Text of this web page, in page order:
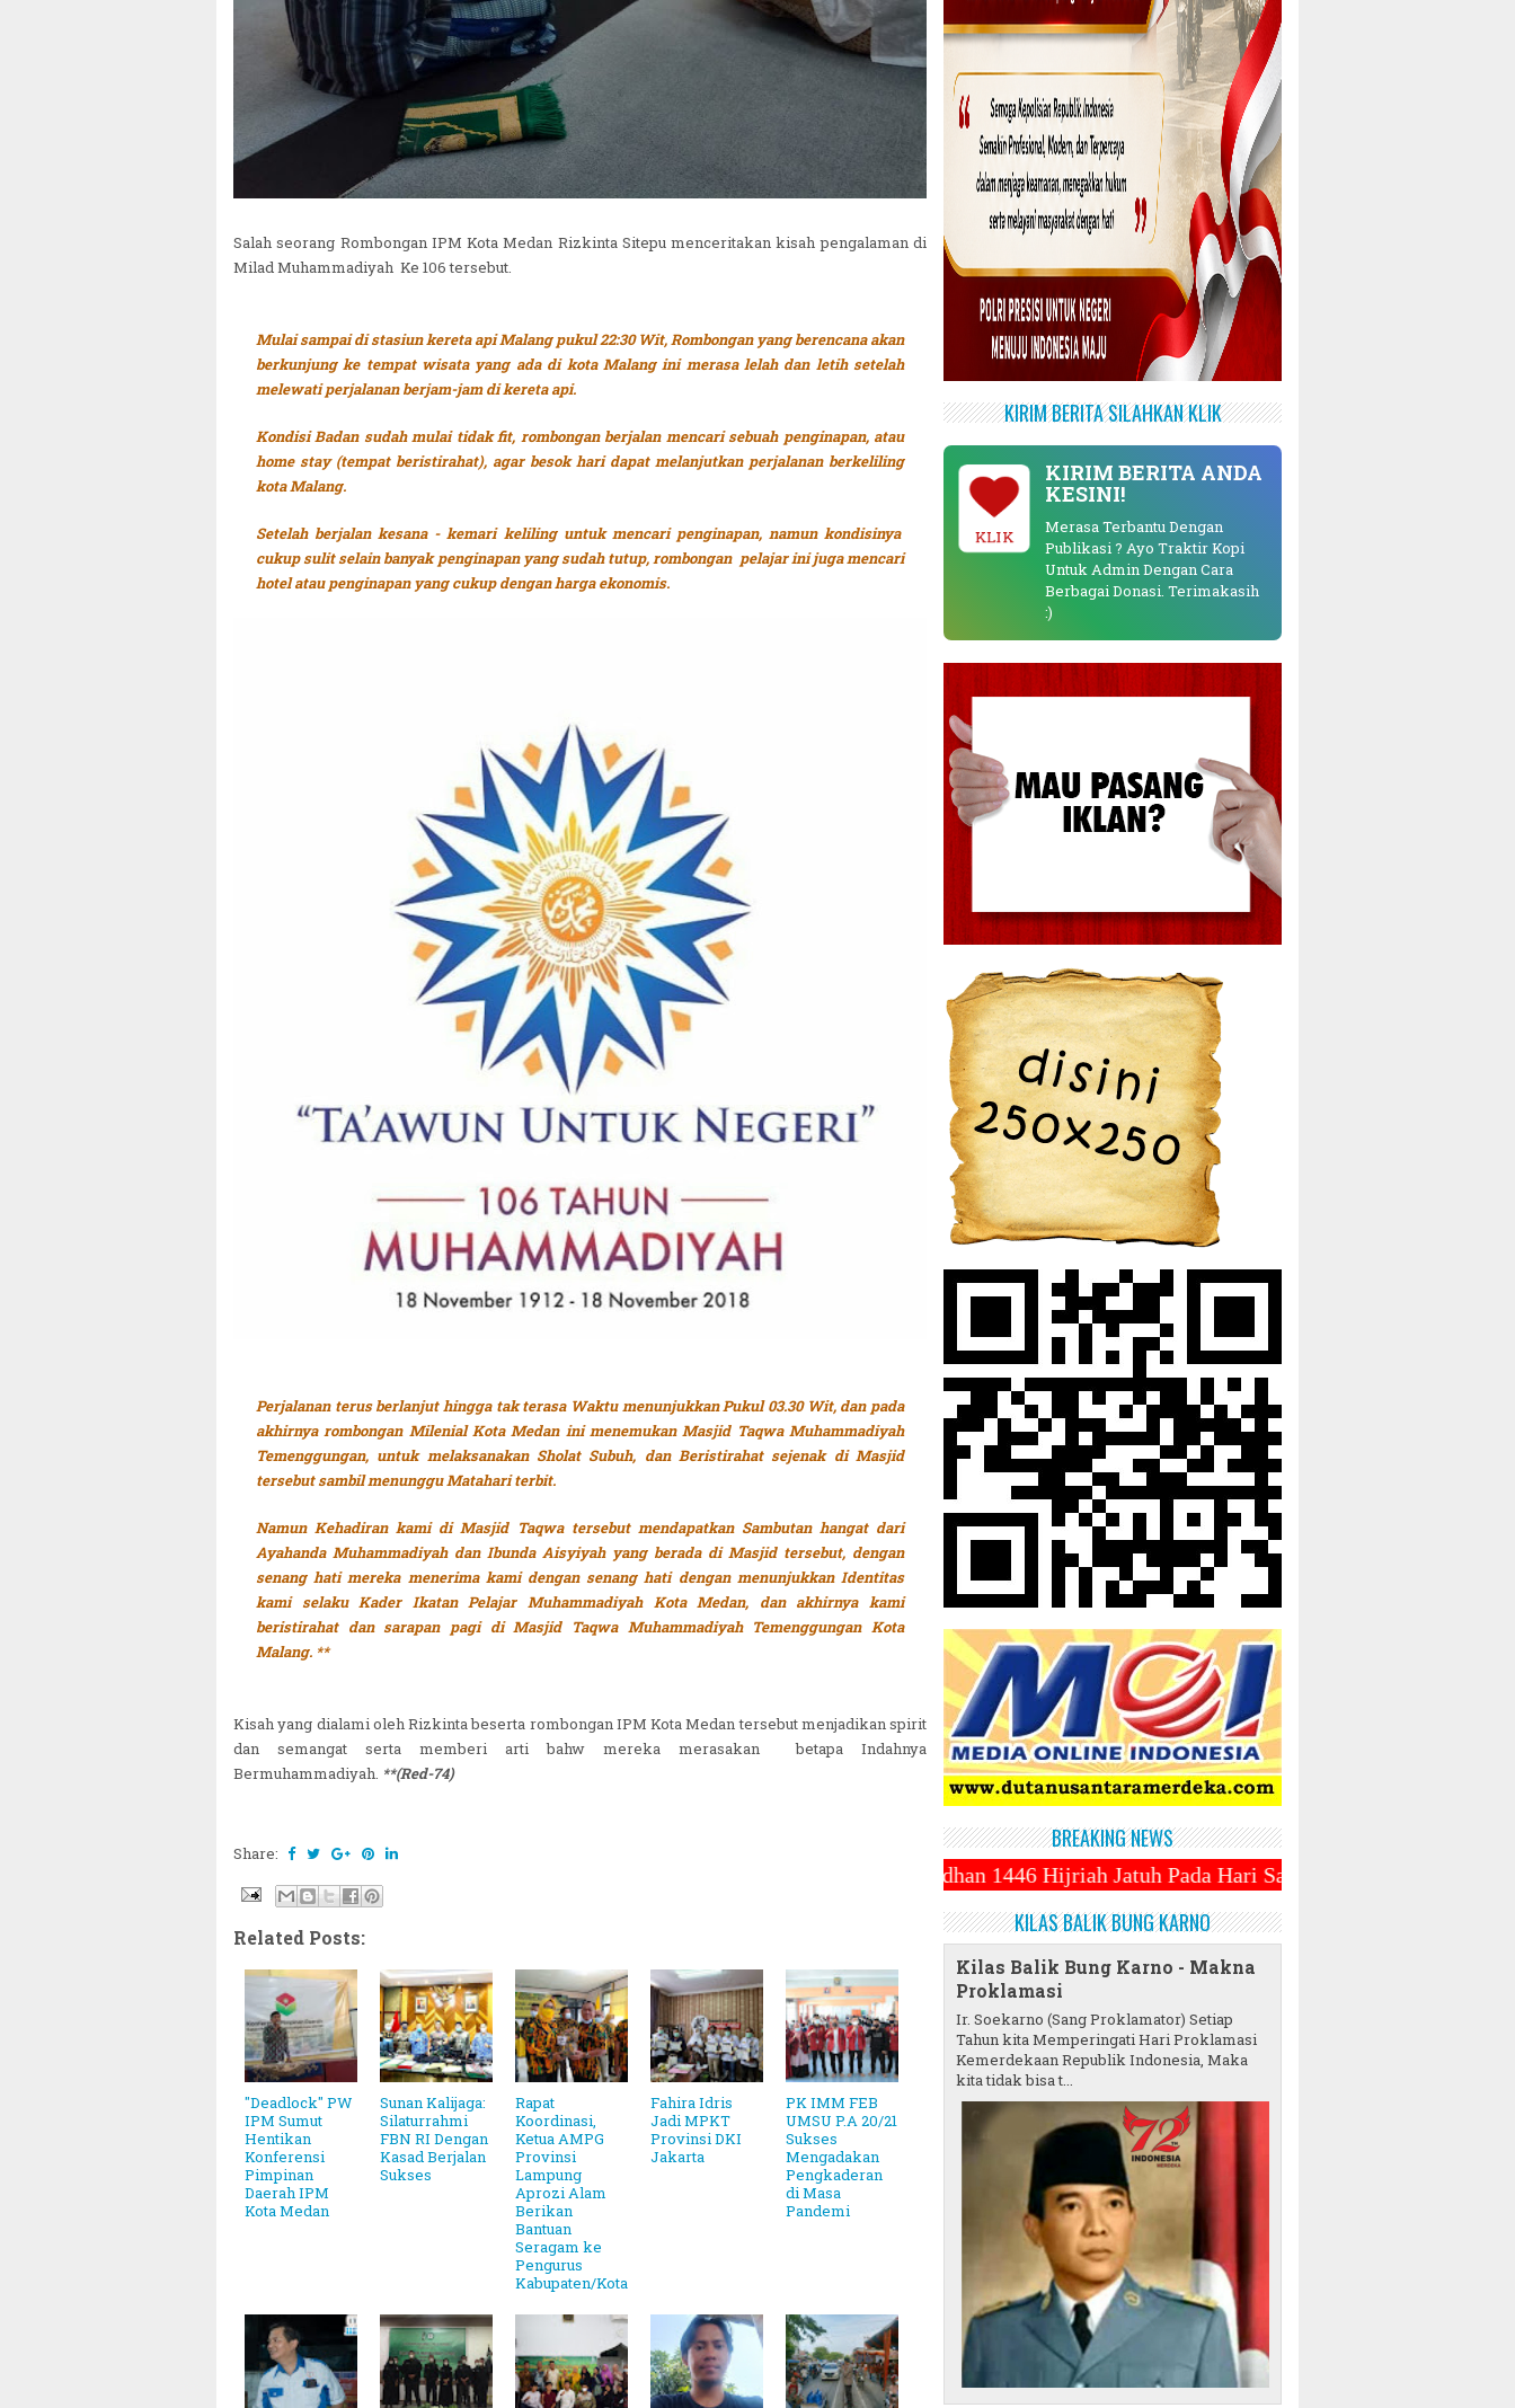
Salah seorang Rombongan IPM Kota Medan Rizkinta Sitepu menceritakan kisah pengalaman di
Milad Muhammadiyah Ke 106 tersebut.
Mulai sampai di stasiun kereta api Malang pukul 22:30 Wit, Rombongan yang berencana akan
berkunjung ke tempat wisata yang ada di kota Malang ini merasa lelah dan letih setelah
melewati perjalanan berjam-jam di kereta api.
Kondisi Badan sudah mulai tidak fit, rombongan berjalan mencari sebuah penginapan, atau
home stay (tempat beristirahat), agar besok hari dapat melanjutkan perjalanan berkeliling
kota Malang.
Setelah berjalan kesana - kemari keliling untuk mencari penginapan, namun kondisinya
cukup sulit selain banyak penginapan yang sudah tutup, rombongan pelajar ini juga mencari
hotel atau penginapan yang cukup dengan harga ekonomis.
Perjalanan terus berlanjut hingga tak terasa Waktu menunjukkan Pukul 03.30 Wit, dan pada
akhirnya rombongan Milenial Kota Medan ini menemukan Masjid Taqwa Muhammadiyah
Temenggungan, untuk melaksanakan Sholat Subuh, dan Beristirahat sejenak di Masjid
tersebut sambil menunggu Matahari terbit.
Namun Kehadiran kami di Masjid Taqwa tersebut mendapatkan Sambutan hangat dari
Ayahanda Muhammadiyah dan Ibunda Aisyiyah yang berada di Masjid tersebut, dengan
senang hati mereka menerima kami dengan senang hati dengan menunjukkan Identitas
kami selaku Kader Ikatan Pelajar Muhammadiyah Kota Medan, dan akhirnya kami
beristirahat dan sarapan pagi di Masjid Taqwa Muhammadiyah Temenggungan Kota
Malang. **
Kisah yang dialami oleh Rizkinta beserta rombongan IPM Kota Medan tersebut menjadikan spirit
dan semangat serta memberi arti bahw mereka merasakan betapa Indahnya
Bermuhammadiyah. **(Red-74)
Share:
Related Posts:
"Deadlock" PW
IPM Sumut
Hentikan
Konferensi
Pimpinan
Daerah IPM
Kota Medan
Sunan Kalijaga:
Silaturrahmi
FBN RI Dengan
Kasad Berjalan
Sukses
Rapat
Koordinasi,
Ketua AMPG
Provinsi
Lampung
Aprozi Alam
Berikan
Bantuan
Seragam ke
Pengurus
Kabupaten/Kota
Fahira Idris
Jadi MPKT
Provinsi DKI
Jakarta
PK IMM FEB
UMSU P.A 20/21
Sukses
Mengadakan
Pengkaderan
di Masa
Pandemi
KIRIM BERITA SILAHKAN KLIK
KLIK
KIRIM BERITA ANDA
KESINI!
Merasa Terbantu Dengan
Publikasi ? Ayo Traktir Kopi
Untuk Admin Dengan Cara
Berbagai Donasi. Terimakasih
:)
BREAKING NEWS
~||~ Muhammadiyah Tetapkan 1 Ramadhan 1446 Hijriah Jatuh Pada Hari Sabtu 1 Maret 2025 ~||~ 1 Syawal Jatuh
KILAS BALIK BUNG KARNO
Kilas Balik Bung Karno - Makna
Proklamasi
Ir. Soekarno (Sang Proklamator) Setiap
Tahun kita Memperingati Hari Proklamasi
Kemerdekaan Republik Indonesia, Maka
kita tidak bisa t...